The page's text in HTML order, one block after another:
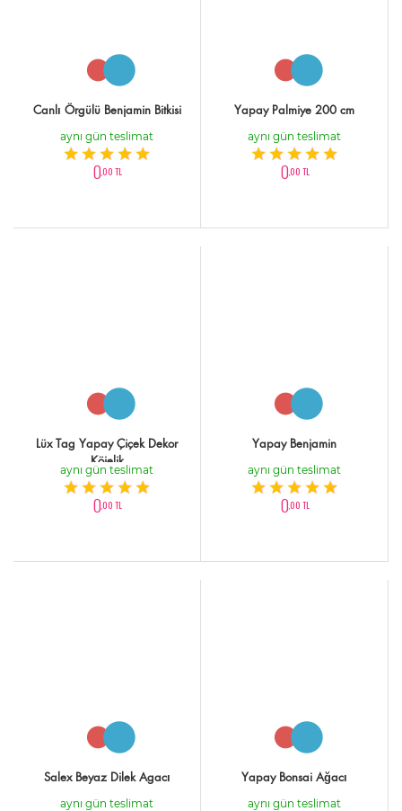
Canlı Örgülü Benjamin Bitkisi
aynı gün teslimat
0,00 TL
Yapay Palmiye 200 cm
aynı gün teslimat
0,00 TL
Lüx Tag Yapay Çiçek Dekor
Köielik
aynı gün teslimat
0,00 TL
Yapay Benjamin
aynı gün teslimat
0,00 TL
Salex Beyaz Dilek Agacı
aynı gün teslimat
Yapay Bonsai Ağacı
aynı gün teslimat